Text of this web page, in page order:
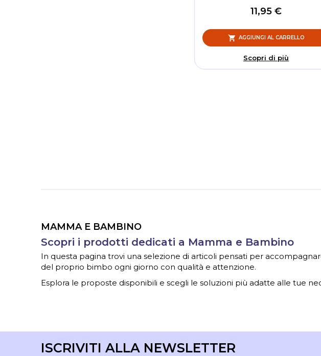
11,95 €
AGGIUNGI AL CARRELLO
Scopri di più
MAMMA E BAMBINO
Scopri i prodotti dedicati a Mamma e Bambino
In questa pagina trovi una selezione di articoli pensati per
del proprio bimbo ogni giorno con qualità e attenzione.
Esplora le proposte disponibili e scegli le soluzioni più adatte alle tue
ISCRIVITI ALLA NEWSLETTER